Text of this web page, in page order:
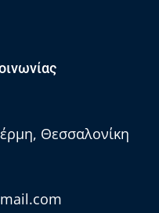
Θεσσαλονίκη